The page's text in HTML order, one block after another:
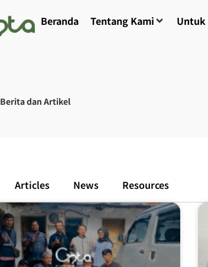
Beranda Tentang Kami Untuk
Berita dan Artikel
Articles News Resources